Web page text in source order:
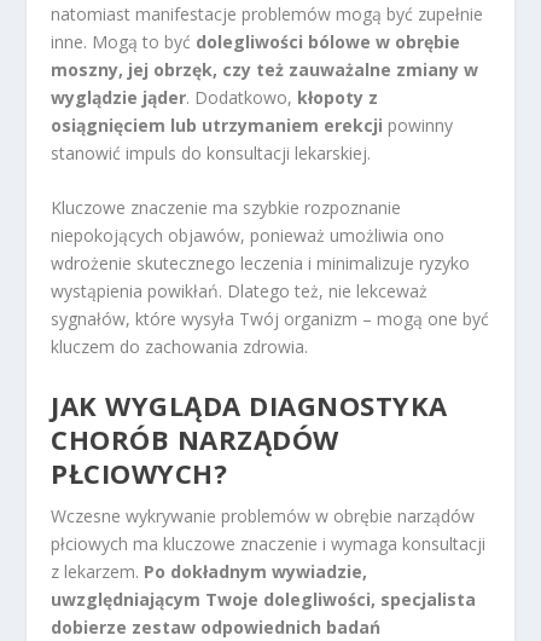
natomiast manifestacje problemów mogą być zupełnie
inne. Mogą to być dolegliwości bólowe w obrębie
moszny, jej obrzęk, czy też zauważalne zmiany w
wyglądzie jąder. Dodatkowo, kłopoty z
osiągnięciem lub utrzymaniem erekcji powinny
stanowić impuls do konsultacji lekarskiej.
Kluczowe znaczenie ma szybkie rozpoznanie
niepokojących objawów, ponieważ umożliwia ono
wdrożenie skutecznego leczenia i minimalizuje ryzyko
wystąpienia powikłań. Dlatego też, nie lekceważ
sygnałów, które wysyła Twój organizm – mogą one być
kluczem do zachowania zdrowia.
JAK WYGLĄDA DIAGNOSTYKA
CHORÓB NARZĄDÓW
PŁCIOWYCH?
Wczesne wykrywanie problemów w obrębie narządów
płciowych ma kluczowe znaczenie i wymaga konsultacji
z lekarzem. Po dokładnym wywiadzie,
uwzględniającym Twoje dolegliwości, specjalista
dobierze zestaw odpowiednich badań